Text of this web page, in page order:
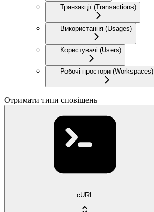
Транзакції (Transactions)
Використання (Usages)
Користувачі (Users)
Робочі простори (Workspaces)
Отримати типи сповіщень
cURL